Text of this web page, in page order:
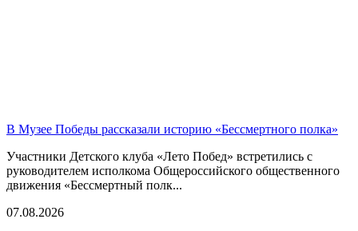
В Музее Победы рассказали историю «Бессмертного полка»
Участники Детского клуба «Лето Побед» встретились с
руководителем исполкома Общероссийского общественного
движения «Бессмертный полк...
07.08.2026